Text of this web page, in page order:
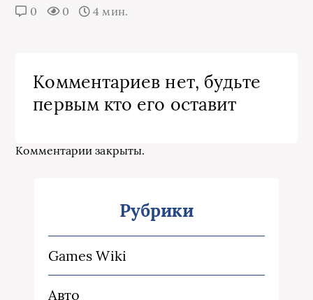
0 0 4 мин.
Комментариев нет, будьте
первым кто его оставит
Комментарии закрыты.
Рубрики
Games Wiki
Авто